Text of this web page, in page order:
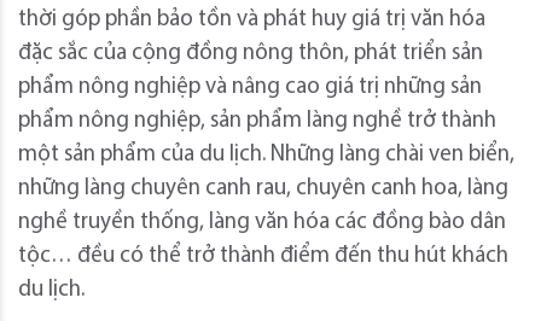
thời góp phần bảo tồn và phát huy giá trị văn hóa
đặc sắc của cộng đồng nông thôn, phát triển sản
phẩm nông nghiệp và nâng cao giá trị những sản
phẩm nông nghiệp, sản phẩm làng nghề trở thành
một sản phẩm của du lịch. Những làng chài ven biển,
những làng chuyên canh rau, chuyên canh hoa, làng
nghề truyền thống, làng văn hóa các đồng bào dân
tộc… đều có thể trở thành điểm đến thu hút khách
du lịch.